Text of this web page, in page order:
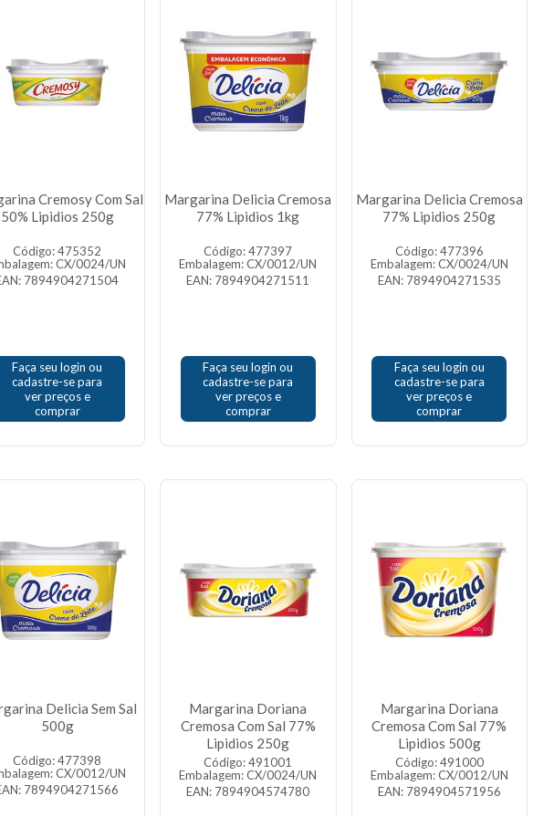
Cremosy Com Sal
50% Lipidios 250g
Código: 475352
CX/0024/UN
7894904271504
Faça seu login ou
cadastre-se para
ver preços e
comprar
Margarina Delicia Cremosa
77% Lipidios 1kg
Código: 477397
Embalagem: CX/0012/UN
EAN: 7894904271511
Faça seu login ou
cadastre-se para
ver preços e
comprar
Margarina Delicia Cremosa
77% Lipidios 250g
Código: 477396
Embalagem: CX/0024/UN
EAN: 7894904271535
Faça seu login ou
cadastre-se para
ver preços e
comprar
Delicia Sem Sal
500g
Código: 477398
CX/0012/UN
7894904271566
Margarina Doriana
Cremosa Com Sal 77%
Lipidios 250g
Código: 491001
Embalagem: CX/0024/UN
EAN: 7894904574780
Margarina Doriana
Cremosa Com Sal 77%
Lipidios 500g
Código: 491000
Embalagem: CX/0012/UN
EAN: 7894904571956